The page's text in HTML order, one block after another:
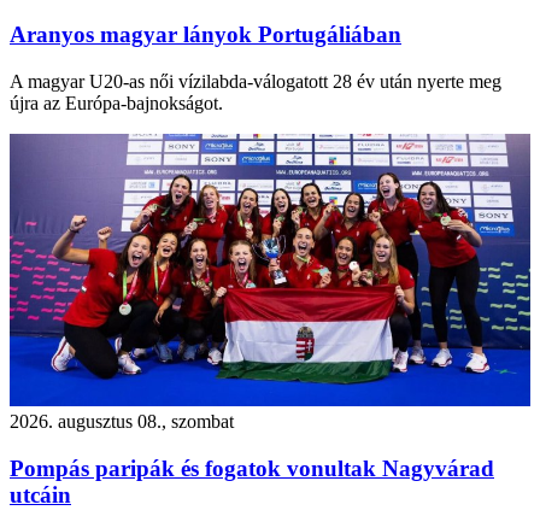
Aranyos magyar lányok Portugáliában
A magyar U20-as női vízilabda-válogatott 28 év után nyerte meg
újra az Európa-bajnokságot.
2026. augusztus 08., szombat
Pompás paripák és fogatok vonultak Nagyvárad
utcáin